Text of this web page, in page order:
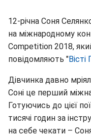
12-річна Соня
на міжнародному
Competition 2018,
повідомляють "
Дівчинка давно
Соні це перший
Готуючись до цієї
тисячі годин за
на себе чекати –